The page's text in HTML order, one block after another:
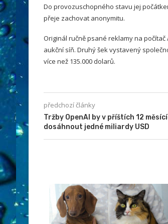
Do provozuschopného stavu jej
přeje zachovat anonymitu.
Originál ručně psané reklamy na
aukční síň. Druhý šek vystavený
více než 135.000 dolarů.
předchozí články
Tržby OpenAI by v příštích 12
dosáhnout jedné miliardy USD